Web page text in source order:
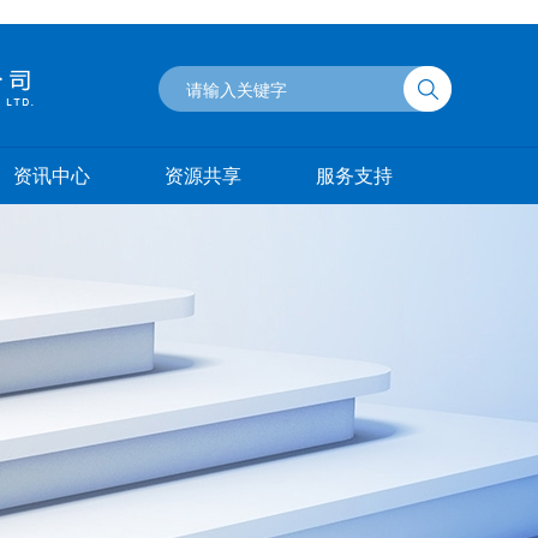
资讯中心 资源共享 服务支持